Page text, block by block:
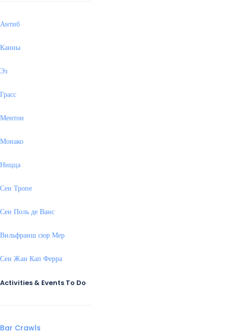
Антиб
Канны
Эз
Грасс
Ментон
Монако
Ницца
Сен Тропе
Сен Поль де Ванс
Вильфранш сюр Мер
Сен Жан Кап Ферра
Activities & Events To Do
Bar Crawls